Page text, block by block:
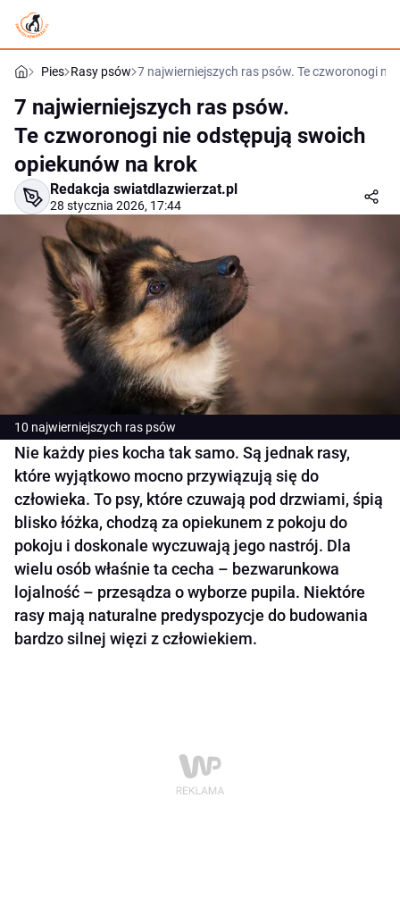
Pies Rasy psów 7 najwierniejszych ras psów. Te czworonogi
7 najwierniejszych ras psów.
Te czworonogi nie odstępują swoich
opiekunów na krok
Redakcja swiatdlazwierzat.pl
28 stycznia 2026, 17:44
10 najwierniejszych ras psów
Nie każdy pies kocha tak samo. Są jednak rasy,
które wyjątkowo mocno przywiązują się do
człowieka. To psy, które czuwają pod drzwiami, śpią
blisko łóżka, chodzą za opiekunem z pokoju do
pokoju i doskonale wyczuwają jego nastrój. Dla
wielu osób właśnie ta cecha – bezwarunkowa
lojalność – przesądza o wyborze pupila. Niektóre
rasy mają naturalne predyspozycje do budowania
bardzo silnej więzi z człowiekiem.